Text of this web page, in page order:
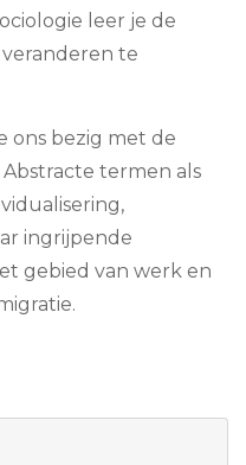
leer je de
te
ons bezig met de
termen als
ingrijpende
gebied van werk en